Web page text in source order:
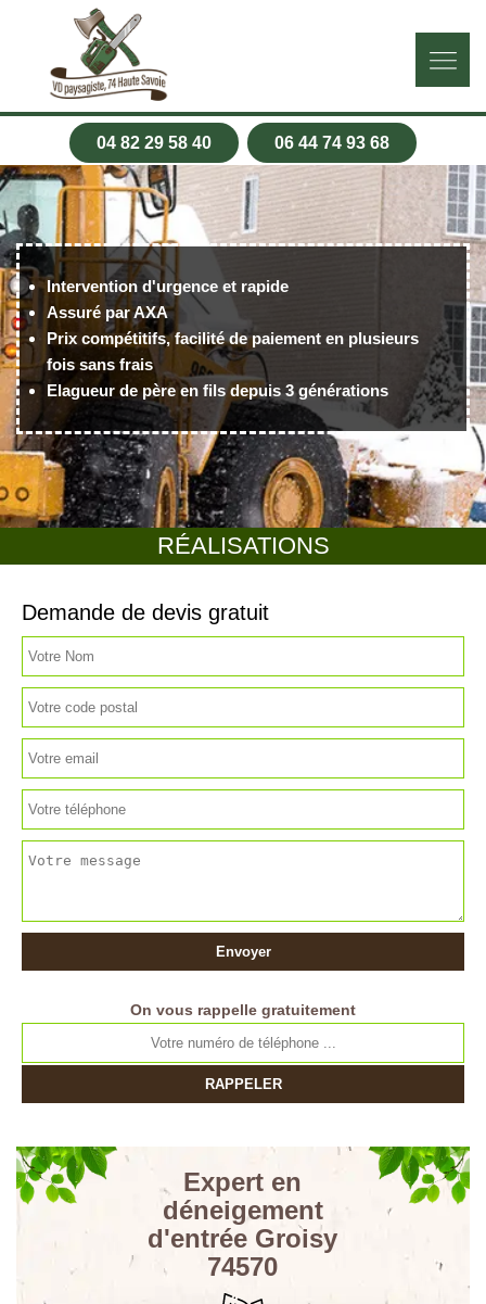
04 82 29 58 40 06 44 74 93 68
RÉALISATIONS
Intervention d'urgence et rapide
Assuré par AXA
Prix compétitifs, facilité de paiement en plusieurs
fois sans frais
Elagueur de père en fils depuis 3 générations
Demande de devis gratuit
On vous rappelle gratuitement
Expert en
déneigement
d'entrée Groisy
74570